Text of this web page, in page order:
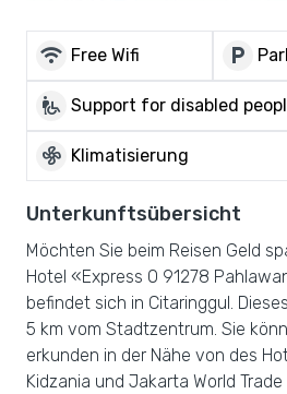
wifi Free Wifi local_parking
wheelchair_pickup Support for disabled
mode_fan Klimatisierung
Unterkunftsübersicht
Möchten Sie beim Reisen Geld
Hotel «Express O 91278
befindet sich in Citaringgul.
5 km vom Stadtzentrum. Sie
erkunden in der Nähe von des
Kidzania und Jakarta World